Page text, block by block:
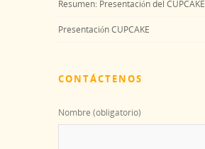
Resumen: Presentación del CUPCAKE
Presentación CUPCAKE
CONTÁCTENOS
Nombre (obligatorio)